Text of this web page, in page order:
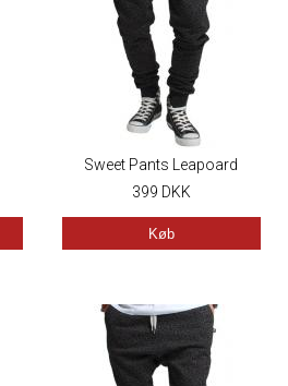
Sweet Pants Leapoard
399 DKK
Køb